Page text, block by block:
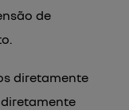
de
diretamente